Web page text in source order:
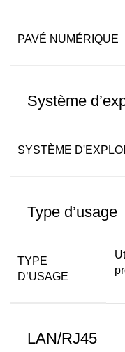
PAVÉ NUMÉRIQUE
Système
SYSTÈME
Type d’usage
TYPE
D’USAGE
LAN/RJ45